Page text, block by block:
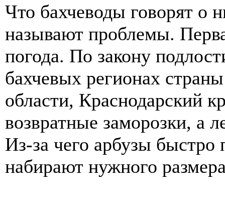
Что бахчеводы говорят о
называют проблемы.
погода. По закону
бахчевых регионах
области, Краснодарский
возвратные заморозки, а
Из-за чего арбузы быстро
набирают нужного